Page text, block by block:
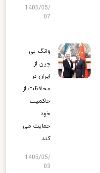
1405/05/
07
وانگ یی:
چین از
ایران در
محافظت از
حاکمیت
خود
حمایت می
کند
1405/05/
03